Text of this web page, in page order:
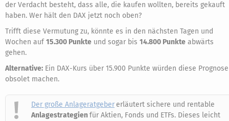
der Verdacht besteht, dass alle, die kaufen wollten, bereits gekauft
haben. Wer hält den DAX jetzt noch oben?
Trifft diese Vermutung zu, könnte es in den nächsten Tagen und
Wochen auf15.300 Punkte und sogar bis 14.800 Punkte abwärts
gehen.
Alternative: Ein DAX-Kurs über 15.900 Punkte würden diese Prognose
obsolet machen.
Der große Anlageratgeber erläutert sichere und rentable
Anlagestrategienfür Aktien, Fonds und ETFs. Dieses leicht